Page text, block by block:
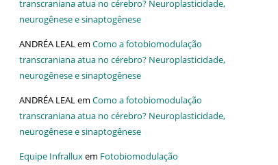
transcraniana atua no cérebro? Neuroplasticidade,
neurogênese e sinaptogênese
ANDRÉA LEALem Como a fotobiomodulação
transcraniana atua no cérebro? Neuroplasticidade,
neurogênese e sinaptogênese
ANDRÉA LEALem Como a fotobiomodulação
transcraniana atua no cérebro? Neuroplasticidade,
neurogênese e sinaptogênese
Equipe Infralluxem Fotobiomodulação